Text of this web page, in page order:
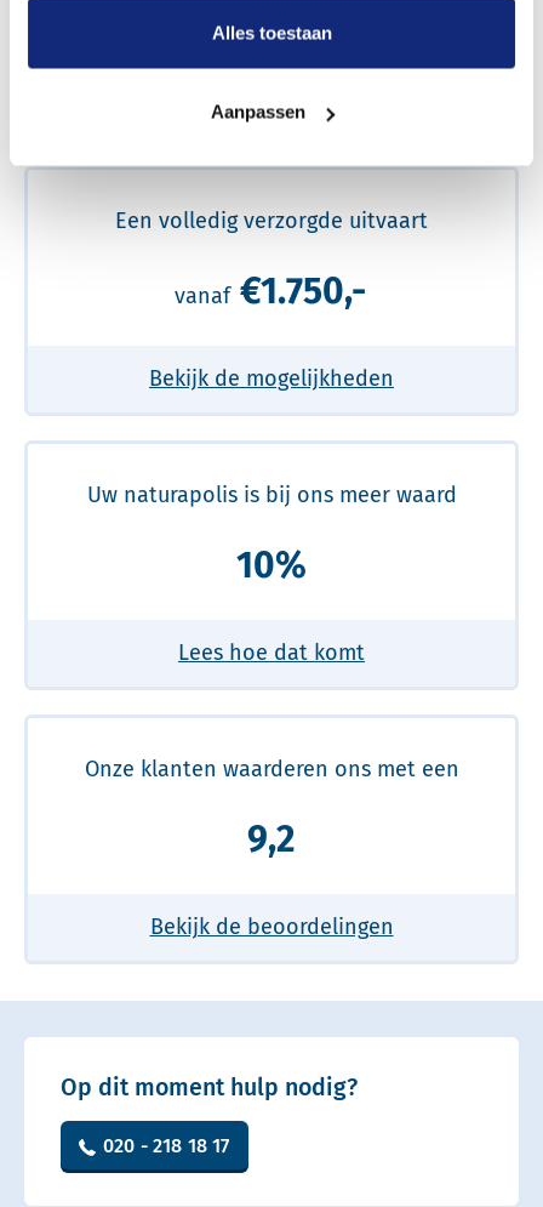
Alles toestaan
Aanpassen
Een betere uitvaart ervaring voor een betere
prijs
Meer over de beste prijs lezen
Een volledig verzorgde uitvaart
vanaf €1.750,-
Bekijk de mogelijkheden
Uw naturapolis is bij ons meer waard
10%
Lees hoe dat komt
Onze klanten waarderen ons met een
9,2
Bekijk de beoordelingen
Op dit moment hulp nodig?
020 - 218 18 17